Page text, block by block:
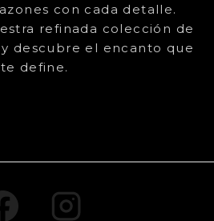
con cada detalle.
refinada colección de
descubre el encanto que
te define.